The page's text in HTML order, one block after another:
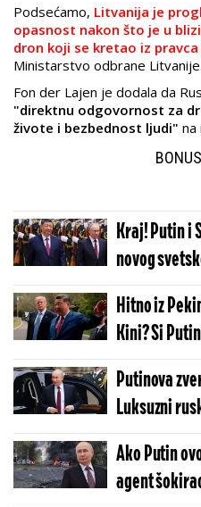
Podsećamo, Litvanija je
opasnost nakon što je u
dron koji se kretao iz
Ministarstvo odbrane Litvanije.
Fon der Lajen je dodala da
"direktnu odgovornost za
živote i bezbednost ljudi" na
Kraj! Putin i
novog
projekat!
Hitno iz
Kini? Si
Amerika je
Putinova
Luksuzni
sportski
Ako Putin
agent